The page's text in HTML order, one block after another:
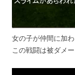
女の子が仲間に加
この戦闘は被ダメ